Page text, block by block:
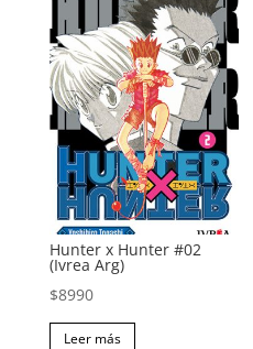
Hunter x Hunter #02
(Ivrea Arg)
$8990
Leer más